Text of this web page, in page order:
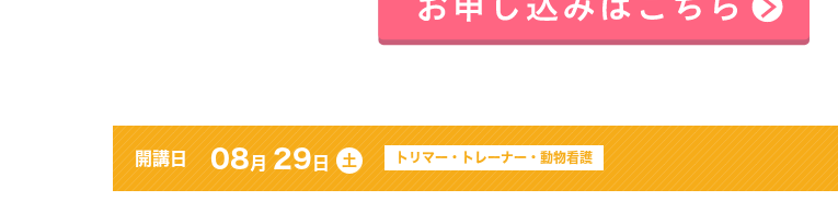
開講日 08月 29日 土 トリマー・トレーナー・動物看護